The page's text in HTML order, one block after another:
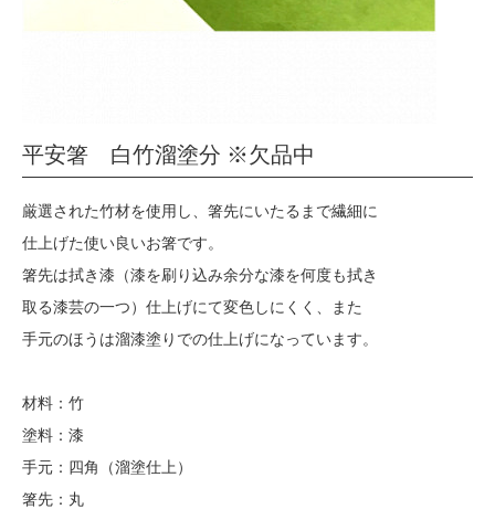
平安箸 白竹溜塗分 ※欠品中
厳選された竹材を使用し、箸先にいたるまで繊細に
仕上げた使い良いお箸です。
箸先は拭き漆（漆を刷り込み余分な漆を何度も拭き
取る漆芸の一つ）仕上げにて変色しにくく、また
手元のほうは溜漆塗りでの仕上げになっています。
材料：竹
塗料：漆
手元：四角（溜塗仕上）
箸先：丸